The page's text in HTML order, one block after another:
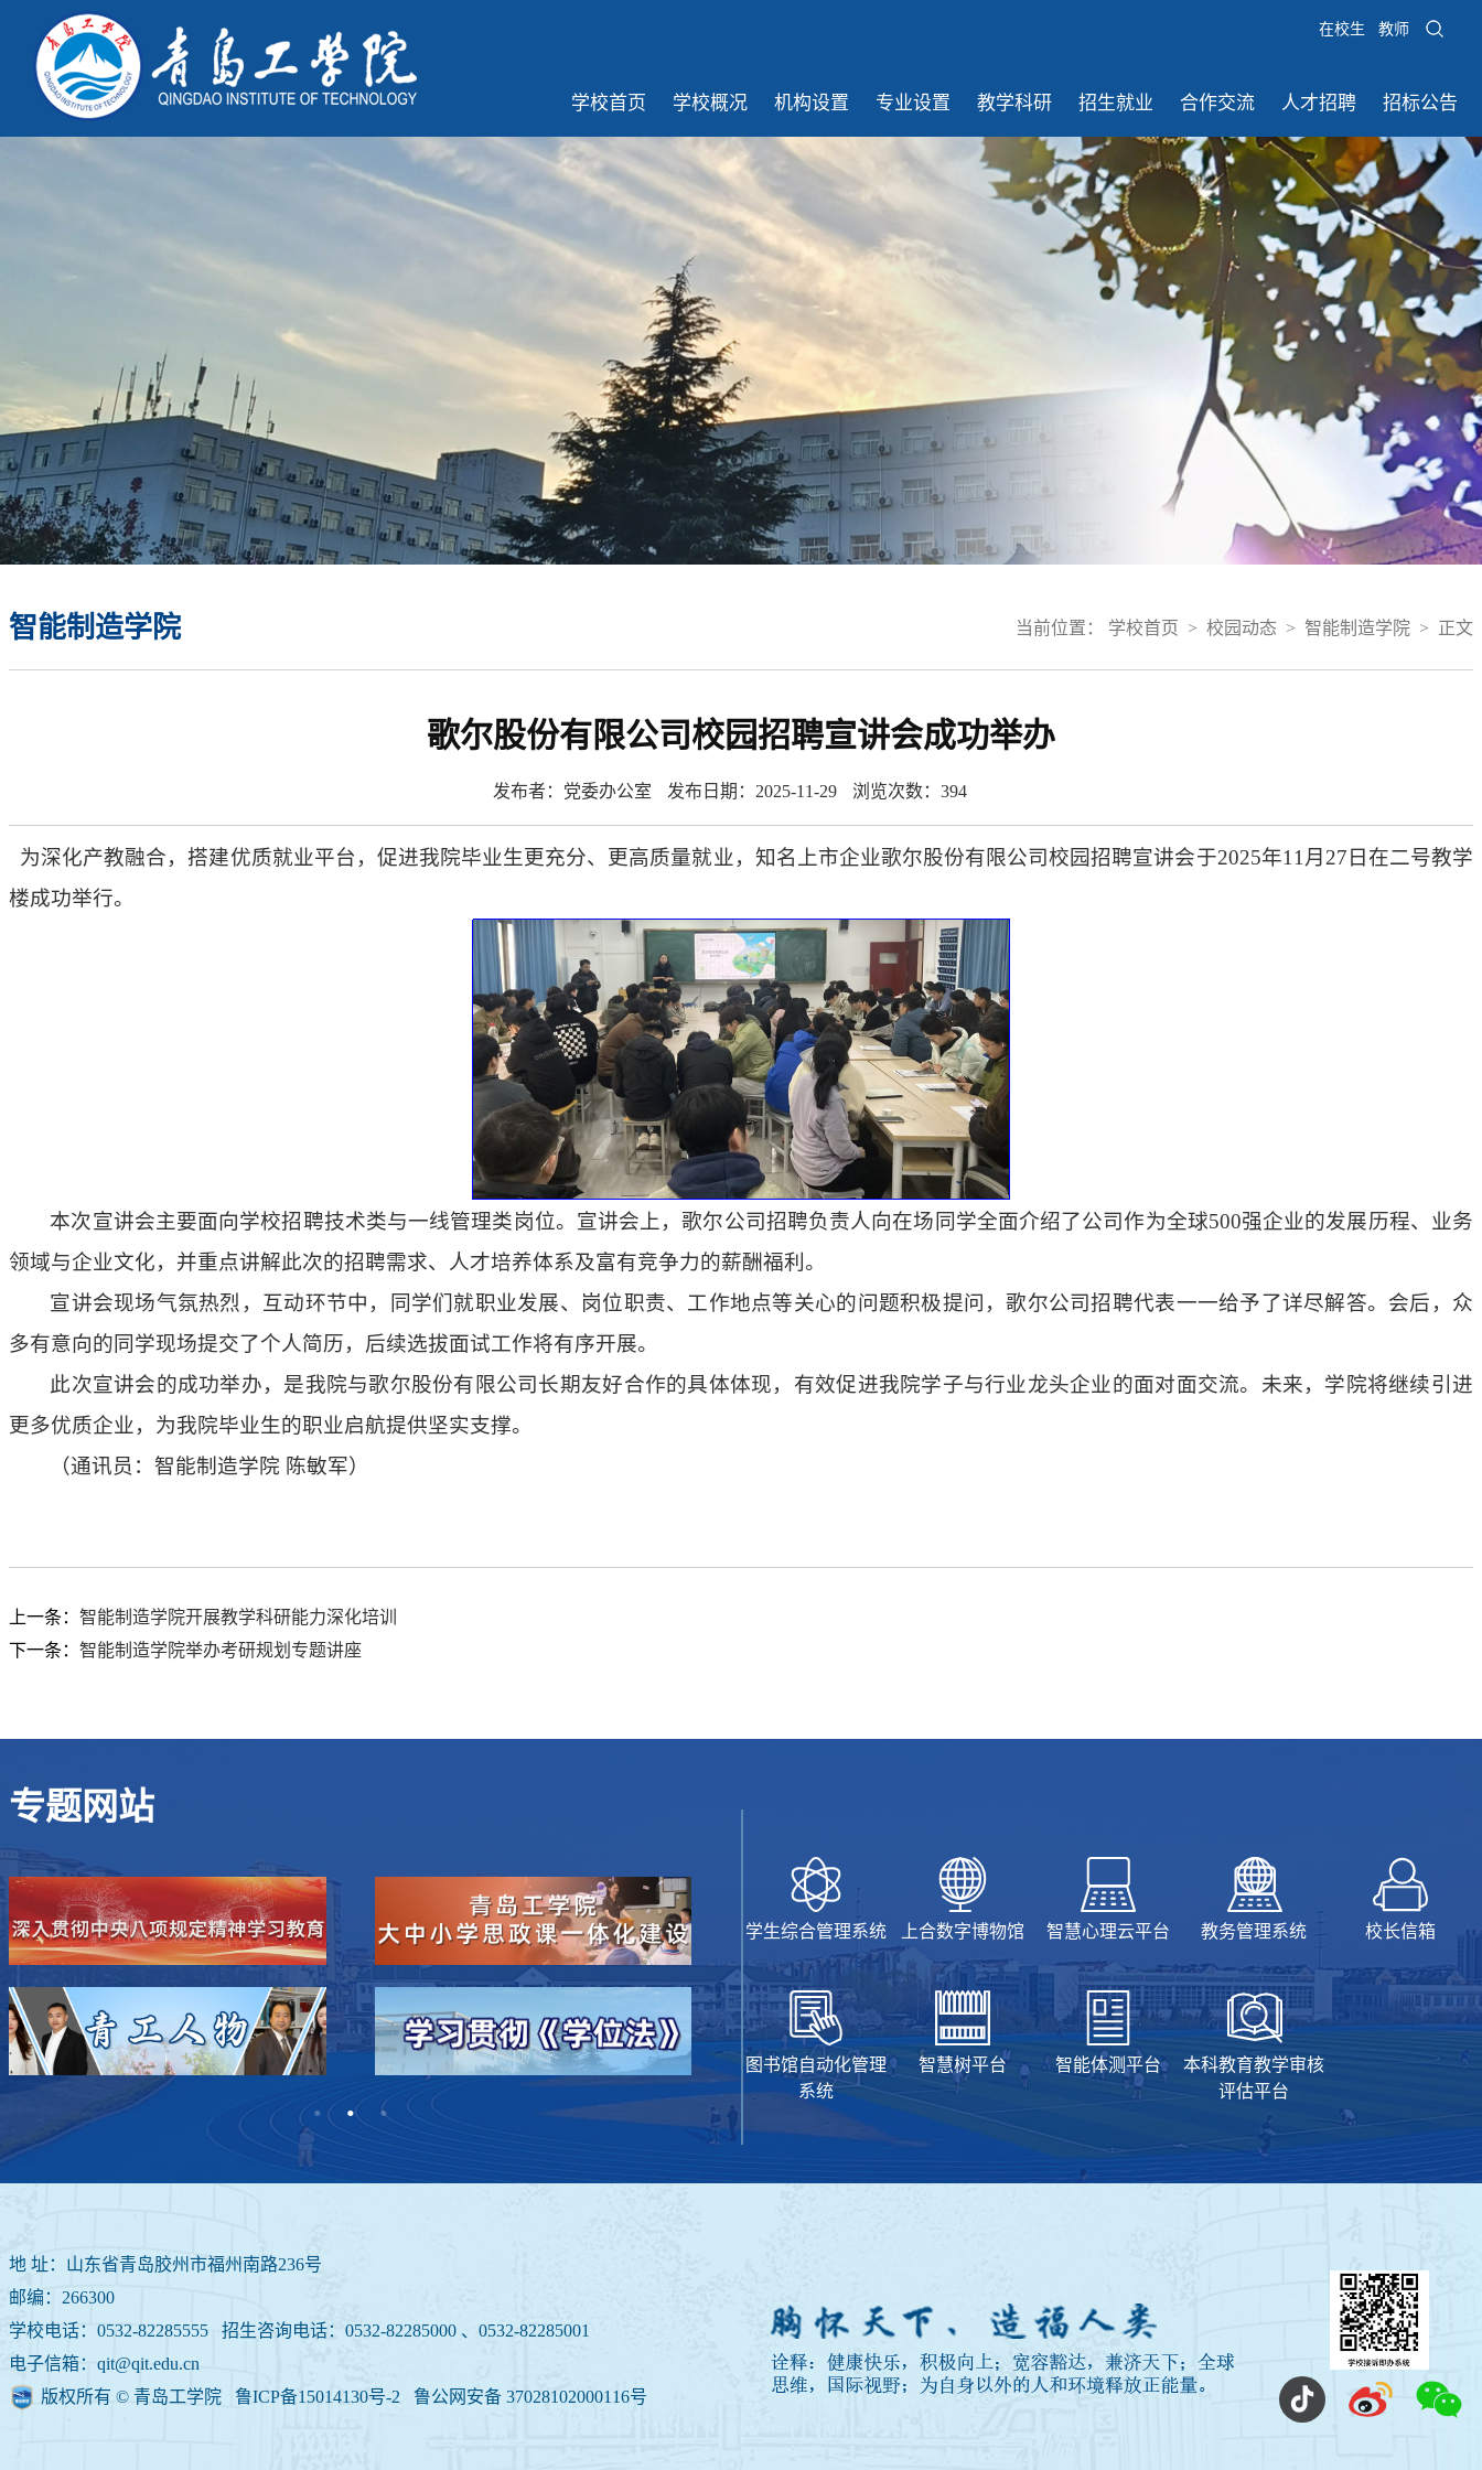
在校生 教师
学校首页 学校概况 机构设置 专业设置 教学科研 招生就业 合作交流 人才招聘 招标公告
当前位置： 学校首页 > 校园动态 > 智能制造学院 > 正文
智能制造学院
歌尔股份有限公司校园招聘宣讲会成功举办
发布者：党委办公室 发布日期：2025-11-29 浏览次数： 394
为深化产教融合，搭建优质就业平台，促进我院毕业生更充分、更高质量就业，知名上市企业歌尔股份有限公司校园招聘宣讲会于2025年11月27日在二号教学
楼成功举行。
本次宣讲会主要面向学校招聘技术类与一线管理类岗位。宣讲会上，歌尔公司招聘负责人向在场同学全面介绍了公司作为全球500强企业的发展历程、业务
领域与企业文化，并重点讲解此次的招聘需求、人才培养体系及富有竞争力的薪酬福利。
宣讲会现场气氛热烈，互动环节中，同学们就职业发展、岗位职责、工作地点等关心的问题积极提问，歌尔公司招聘代表一一给予了详尽解答。会后，众
多有意向的同学现场提交了个人简历，后续选拔面试工作将有序开展。
此次宣讲会的成功举办，是我院与歌尔股份有限公司长期友好合作的具体体现，有效促进我院学子与行业龙头企业的面对面交流。未来，学院将继续引进
更多优质企业，为我院毕业生的职业启航提供坚实支撑。
（通讯员：智能制造学院 陈敏军）
上一条： 智能制造学院开展教学科研能力深化培训
下一条： 智能制造学院举办考研规划专题讲座
专题网站
学生综合管理系统 上合数字博物馆 智慧心理云平台 教务管理系统 校长信箱
图书馆自动化管理
系统
智慧树平台 智能体测平台
本科教育教学审核
评估平台
地 址：山东省青岛胶州市福州南路236号
邮编：266300
学校电话：0532-82285555 招生咨询电话： 0532-82285000 、0532-82285001
电子信箱：qit@qit.edu.cn
版权所有 © 青岛工学院 鲁ICP备15014130号-2
鲁公网安备 37028102000116号